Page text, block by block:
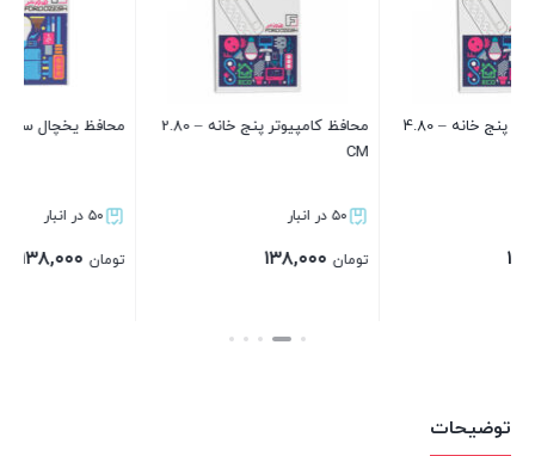
محافظ کامپیوتر پنج خانه – 2.80
محافظ یخچال سه خانه–2.80 CM
توضیحات